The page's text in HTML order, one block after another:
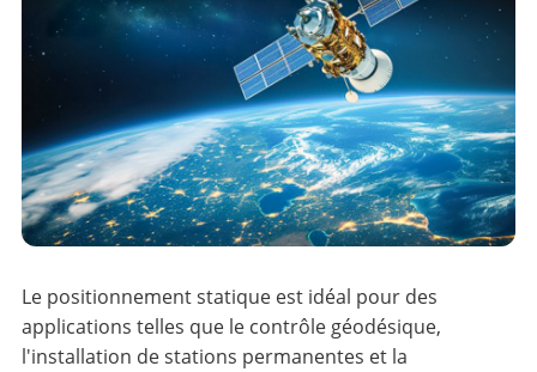
Le positionnement statique est idéal pour des
applications telles que le contrôle géodésique,
l'installation de stations permanentes et la